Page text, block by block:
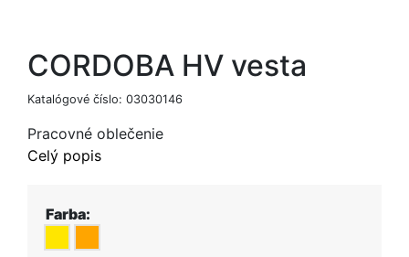
CORDOBA HV vesta
Katalógové číslo: 03030146
Pracovné oblečenie
Celý popis
Farba: